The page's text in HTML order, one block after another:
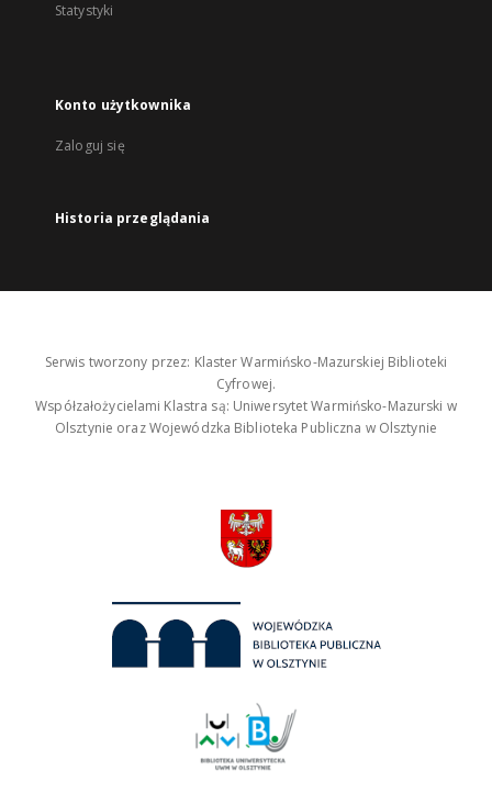
Statystyki
Konto użytkownika
Zaloguj się
Historia przeglądania
Serwis tworzony przez: Klaster Warmińsko-Mazurskiej Biblioteki
Cyfrowej.
Współzałożycielami Klastra są: Uniwersytet Warmińsko-Mazurski w
Olsztynie oraz Wojewódzka Biblioteka Publiczna w Olsztynie